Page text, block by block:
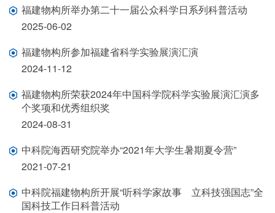
福建物构所举办第二十一届公众科学日系列科普活动
2025-06-02
福建物构所参加福建省科学实验展演汇演
2024-11-12
福建物构所荣获2024年中国科学院科学实验展演汇演多
个奖项和优秀组织奖
2024-08-31
中科院海西研究院举办“2021年大学生暑期夏令营”
2021-07-21
中科院福建物构所开展“听科学家故事 立科技强国志”全
国科技工作日科普活动